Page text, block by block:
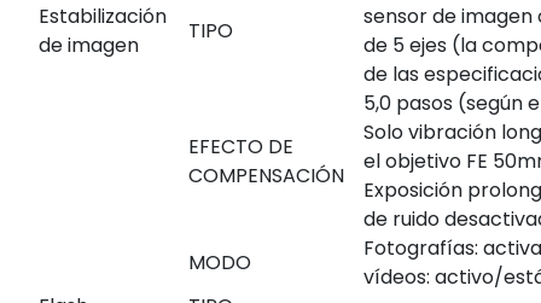
Estabilización
de imagen
TIPO
sensor de
de 5 ejes (la
de las
EFECTO DE
COMPENSACIÓN
5,0 pasos (según
Solo vibración
el objetivo FE
Exposición
de ruido
MODO
Fotografías:
vídeos: activo/